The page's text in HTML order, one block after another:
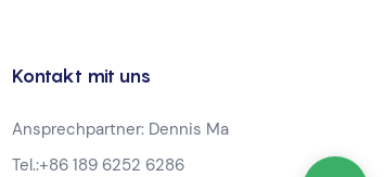
Kontakt mit uns
Ansprechpartner: Dennis Ma
Tel.:+86 189 6252 6286